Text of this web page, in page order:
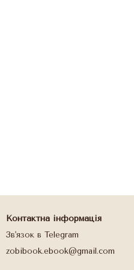
Контактна інформація
Зв'язок в Telegram
zobibook.ebook@gmail.com